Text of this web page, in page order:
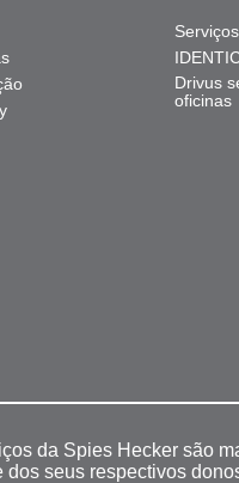
Serviços
Drivus
oficinas
da Spies Hecker são
seus respectivos